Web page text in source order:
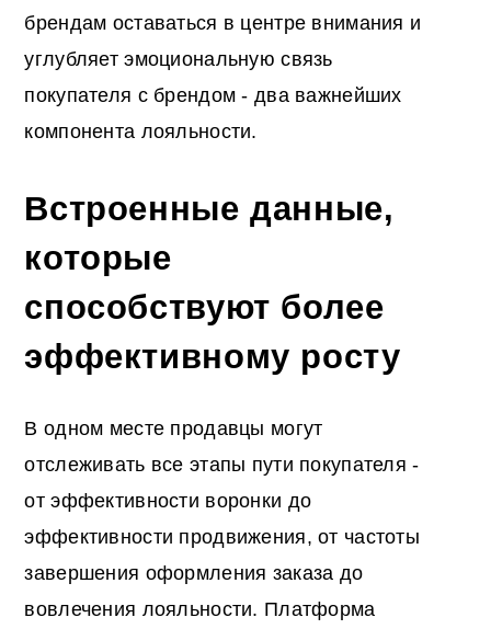
брендам оставаться в центре внимания и
углубляет эмоциональную связь
покупателя с брендом - два важнейших
компонента лояльности.
Встроенные данные,
которые
способствуют более
эффективному росту
В одном месте продавцы могут
отслеживать все этапы пути покупателя -
от эффективности воронки до
эффективности продвижения, от частоты
завершения оформления заказа до
вовлечения лояльности. Платформа